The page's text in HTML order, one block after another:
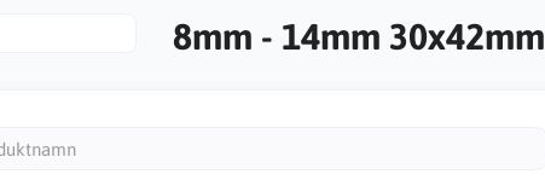
8mm - 14mm 30x42mm